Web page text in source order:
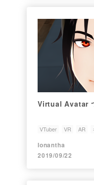
Virtual Avatar
VTuber VR AR
Ionantha
2019/09/22